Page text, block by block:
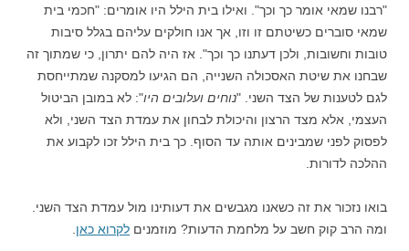
"רבנו שמאי אומר כך וכך". ואילו בית הילל היו אומרים: "חכמי בית
שמאי סוברים כשיטתם זו וזו, אך אנו חולקים עליהם בגלל סיבות
טובות וחשובות, ולכן דעתנו כך וכך". אז היה להם יתרון, כי שמתוך זה
שבחנו את שיטת האסכולה השנייה, הם הגיעו למסקנה שמתייחסת
לגם לטענות של הצד השני. "נוחים ועלובים היו": לא במובן הביטול
העצמי, אלא מצד הרצון והיכולת לבחון את עמדת הצד השני, ולא
לפסוק לפני שמבינים אותה עד הסוף. כך בית הילל זכו לקבוע את
ההלכה לדורות.
בואו נזכור את זה כשאנו מגבשים את דעותינו מול עמדת הצד השני.
ומה הרב קוק חשב על מלחמת הדעות? מוזמנים לקרוא כאן